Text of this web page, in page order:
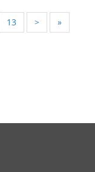
13 > »